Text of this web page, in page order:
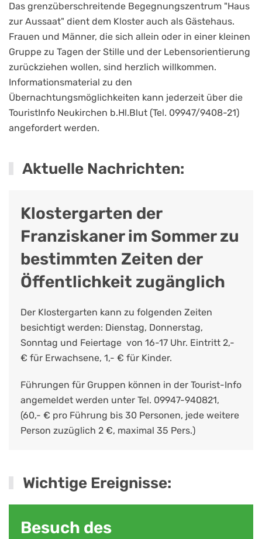
Das grenzüberschreitende Begegnungszentrum "Haus
zur Aussaat" dient dem Kloster auch als Gästehaus.
Frauen und Männer, die sich allein oder in einer kleinen
Gruppe zu Tagen der Stille und der Lebensorientierung
zurückziehen wollen, sind herzlich willkommen.
Informationsmaterial zu den
Übernachtungsmöglichkeiten kann jederzeit über die
TouristInfo Neukirchen b.Hl.Blut (Tel. 09947/9408-21)
angefordert werden.
Aktuelle Nachrichten:
Klostergarten der
Franziskaner im Sommer zu
bestimmten Zeiten der
Öffentlichkeit zugänglich
Der Klostergarten kann zu folgenden Zeiten
besichtigt werden: Dienstag, Donnerstag,
Sonntag und Feiertage von 16-17 Uhr. Eintritt 2,-
€ für Erwachsene, 1,- € für Kinder.
Führungen für Gruppen können in der Tourist-Info
angemeldet werden unter Tel. 09947-940821,
(60,- € pro Führung bis 30 Personen, jede weitere
Person zuzüglich 2 €, maximal 35 Pers.)
Wichtige Ereignisse:
Besuch des